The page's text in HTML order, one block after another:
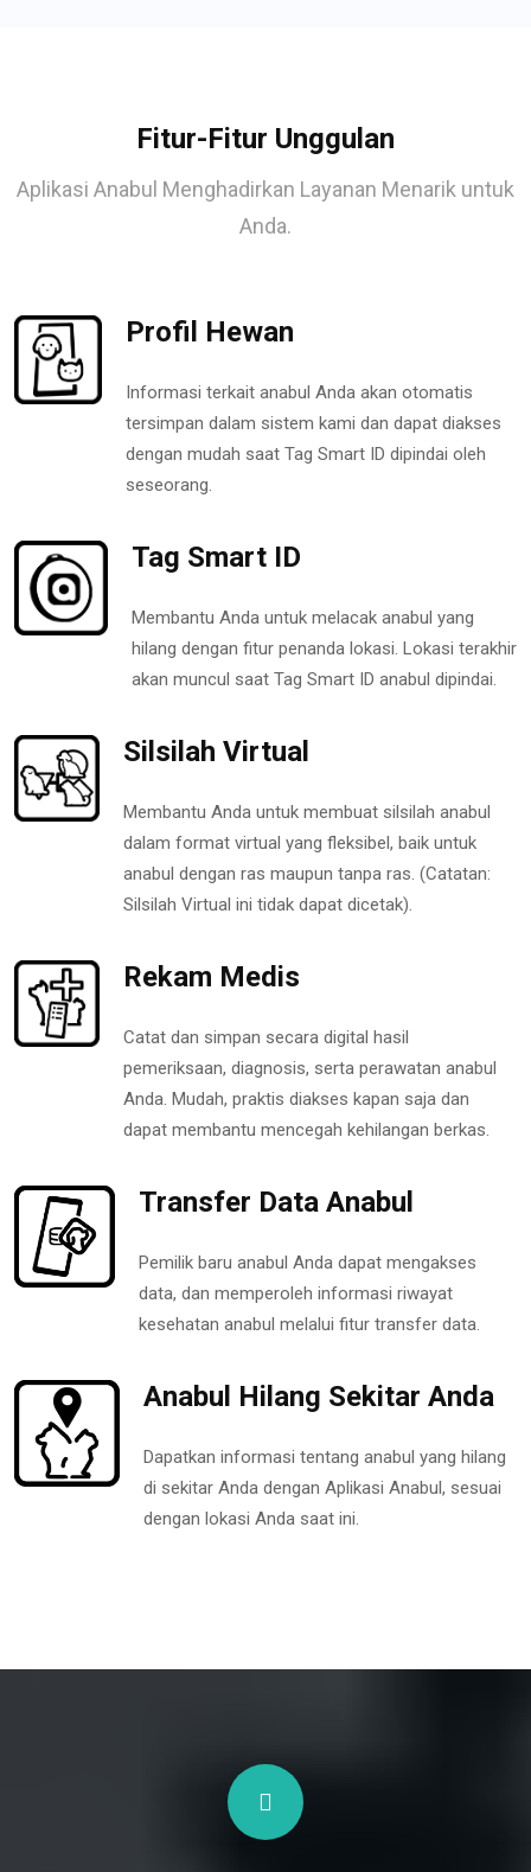
Fitur-Fitur Unggulan
Aplikasi Anabul Menghadirkan Layanan Menarik untuk
Anda.
Profil Hewan
Informasi terkait anabul Anda akan otomatis
tersimpan dalam sistem kami dan dapat diakses
dengan mudah saat Tag Smart ID dipindai oleh
seseorang.
Tag Smart ID
Membantu Anda untuk melacak anabul yang
hilang dengan fitur penanda lokasi. Lokasi terakhir
akan muncul saat Tag Smart ID anabul dipindai.
Silsilah Virtual
Membantu Anda untuk membuat silsilah anabul
dalam format virtual yang fleksibel, baik untuk
anabul dengan ras maupun tanpa ras. (Catatan:
Silsilah Virtual ini tidak dapat dicetak).
Rekam Medis
Catat dan simpan secara digital hasil
pemeriksaan, diagnosis, serta perawatan anabul
Anda. Mudah, praktis diakses kapan saja dan
dapat membantu mencegah kehilangan berkas.
Transfer Data Anabul
Pemilik baru anabul Anda dapat mengakses
data, dan memperoleh informasi riwayat
kesehatan anabul melalui fitur transfer data.
Anabul Hilang Sekitar Anda
Dapatkan informasi tentang anabul yang hilang
di sekitar Anda dengan Aplikasi Anabul, sesuai
dengan lokasi Anda saat ini.